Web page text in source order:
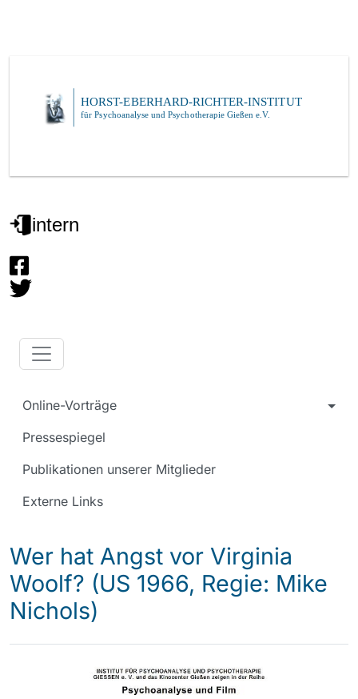
Online-Vorträge
Pressespiegel
Publikationen unserer Mitglieder
Externe Links
Wer hat Angst vor Virginia
Woolf? (US 1966, Regie: Mike
Nichols)